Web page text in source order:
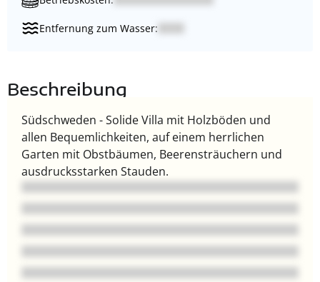
Entfernung zum Wasser:
Beschreibung
Südschweden - Solide Villa mit Holzböden und
allen Bequemlichkeiten, auf einem herrlichen
Garten mit Obstbäumen, Beerensträuchern und
ausdrucksstarken Stauden.